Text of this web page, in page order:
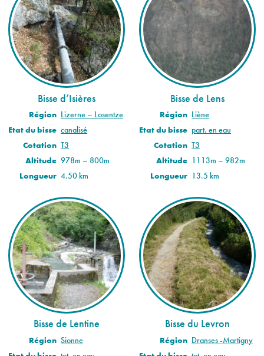
Bisse d’Isières
Région Lizerne – Losentze
Etat du bisse canalisé
Cotation T3
Altitude 978m – 800m
Longueur 4.50 km
Bisse de Lens
Région Liène
Etat du bisse part. en eau
Cotation T3
Altitude 1113m – 982m
Longueur 13.5 km
Bisse de Lentine
Région Sionne
Bisse du Levron
Région Dranses -Martigny